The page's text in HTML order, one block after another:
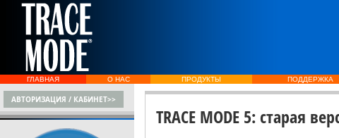
ГЛАВНАЯ О НАС ПРОДУКТЫ ПОДДЕРЖКА
АВТОРИЗАЦИЯ / КАБИНЕТ>>
TRACE MODE 5: старая